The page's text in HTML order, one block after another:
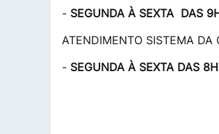
- SEGUNDA À SEXTA DAS
ATENDIMENTO SISTEMA DA
- SEGUNDA À SEXTA DAS